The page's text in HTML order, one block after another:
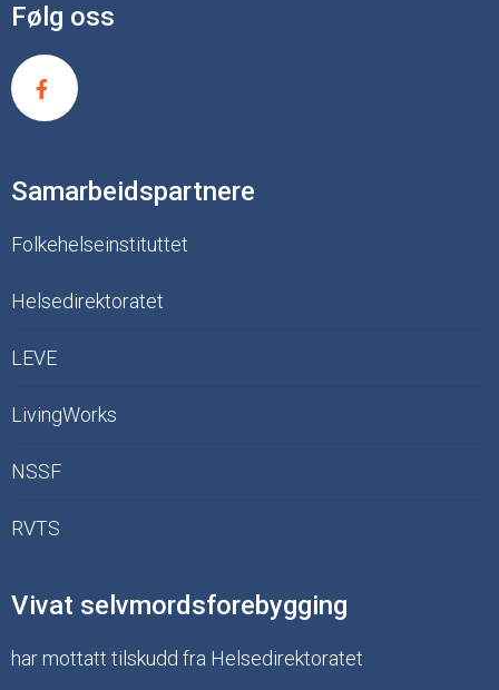
Følg oss
Samarbeidspartnere
Folkehelseinstituttet
Helsedirektoratet
LEVE
LivingWorks
NSSF
RVTS
Vivat selvmordsforebygging
har mottatt tilskudd fra Helsedirektoratet